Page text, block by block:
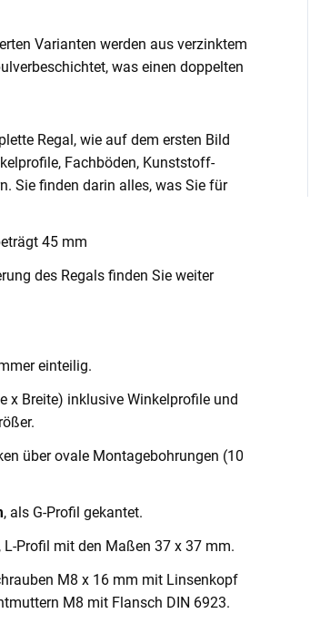
Varianten werden aus verzinktem
was einen doppelten
Regal, wie auf dem ersten Bild
Fachböden, Kunststoff-
Sie finden darin alles, was Sie für
45 mm
des Regals finden Sie weiter
einteilig.
x Breite) inklusive Winkelprofile und
über ovale Montagebohrungen (10
, als G-Profil gekantet.
, L-Profil mit den Maßen 37 x 37 mm.
M8 x 16 mm mit Linsenkopf
M8 mit Flansch DIN 6923.